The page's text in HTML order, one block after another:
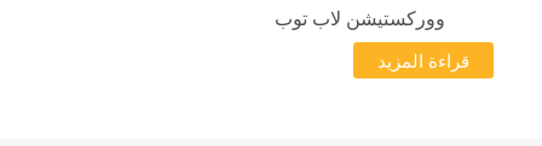
ووركستيشن لاب توب
قراءة المزيد